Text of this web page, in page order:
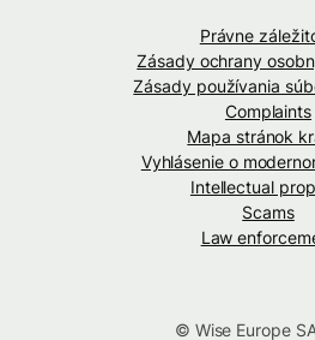
Právne
Zásady ochrany
Zásady používania
Complaints
Mapa stránok
Vyhlásenie o
Intellectual
Scams
Law
© Wise Europe